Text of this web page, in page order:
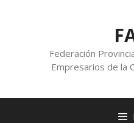
Federación
Empresarios de la